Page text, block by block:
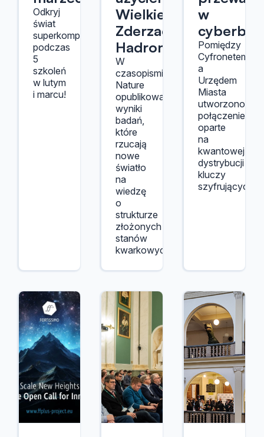
Odkryj
świat
superkomputerów
podczas
5
szkoleń
w lutym
i marcu!
Wielkiego
Zderzacza
Hadronów
W
czasopismie
Nature
opublikowano
wyniki
badań,
które
rzucają
nowe
światło
na
wiedzę
o
strukturze
złożonych
stanów
kwarkowych.
w
Pomiędzy
Cyfronetem
a
Urzędem
Miasta
utworzono
połączenie
oparte
na
kwantowej
dystrybucji
kluczy
szyfrujących.